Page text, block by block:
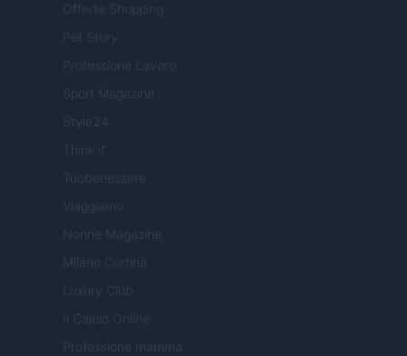
Offerte Shopping
Pet Story
Professione Lavoro
Sport Magazine
Style24
Think.it
Tuobenessere
Viaggiamo
Nonne Magazine
Milano Cortina
Luxury Club
Il Calcio Online
Professione mamma